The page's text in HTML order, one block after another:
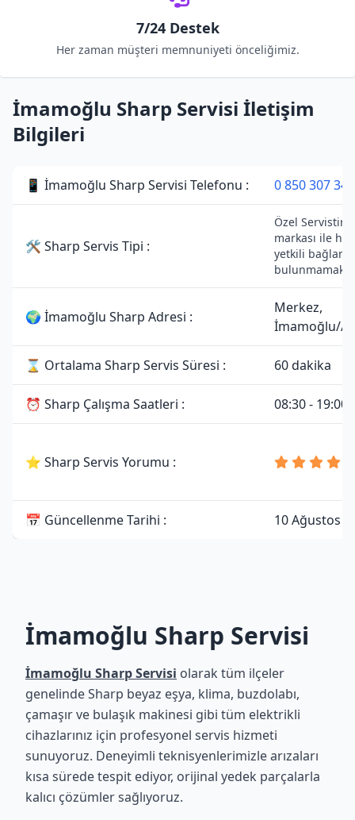
7/24 Destek
Her zaman müşteri memnuniyeti önceliğimiz.
İmamoğlu Sharp Servisi İletişim
Bilgileri
📱 İmamoğlu Sharp Servisi Telefonu : 0 850 307 34
🛠 Sharp Servis Tipi :
Özel Servistir.
markası ile
yetkili
🌍 İmamoğlu Sharp Adresi :
Merkez,
İmamoğlu/
⌛ Ortalama Sharp Servis Süresi : 60 dakika
⏰ Sharp Çalışma Saatleri : 08:30 - 19:00
⭐ Sharp Servis Yorumu :
📅 Güncellenme Tarihi : 10 Ağustos
İmamoğlu Sharp Servisi
İmamoğlu Sharp Servisi olarak tüm ilçeler
genelinde Sharp beyaz eşya, klima, buzdolabı,
çamaşır ve bulaşık makinesi gibi tüm elektrikli
cihazlarınız için profesyonel servis hizmeti
sunuyoruz. Deneyimli teknisyenlerimizle arızaları
kısa sürede tespit ediyor, orijinal yedek parçalarla
kalıcı çözümler sağlıyoruz.